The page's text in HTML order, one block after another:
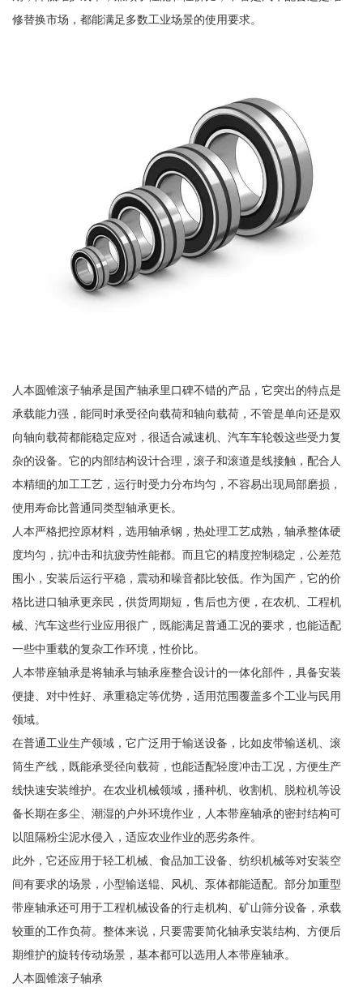
修替换市场，都能满足多数工业场景的使用要求。
人本圆锥滚子轴承是国产轴承里口碑不错的产品，它突出的特点是
承载能力强，能同时承受径向载荷和轴向载荷，不管是单向还是双
向轴向载荷都能稳定应对，很适合减速机、汽车车轮毂这些受力复
杂的设备。它的内部结构设计合理，滚子和滚道是线接触，配合人
本精细的加工工艺，运行时受力分布均匀，不容易出现局部磨损，
使用寿命比普通同类型轴承更长。
人本严格把控原材料，选用轴承钢，热处理工艺成熟，轴承整体硬
度均匀，抗冲击和抗疲劳性能都。而且它的精度控制稳定，公差范
围小，安装后运行平稳，震动和噪音都比较低。作为国产，它的价
格比进口轴承更亲民，供货周期短，售后也方便，在农机、工程机
械、汽车这些行业应用很广，既能满足普通工况的要求，也能适配
一些中重载的复杂工作环境，性价比。
人本带座轴承是将轴承与轴承座整合设计的一体化部件，具备安装
便捷、对中性好、承重稳定等优势，适用范围覆盖多个工业与民用
领域。
在普通工业生产领域，它广泛用于输送设备，比如皮带输送机、滚
筒生产线，既能承受径向载荷，也能适配轻度冲击工况，方便生产
线快速安装维护。在农业机械领域，播种机、收割机、脱粒机等设
备长期在多尘、潮湿的户外环境作业，人本带座轴承的密封结构可
以阻隔粉尘泥水侵入，适应农业作业的恶劣条件。
此外，它还应用于轻工机械、食品加工设备、纺织机械等对安装空
间有要求的场景，小型输送辊、风机、泵体都能适配。部分加重型
带座轴承还可用于工程机械设备的行走机构、矿山筛分设备，承载
较重的工作负荷。整体来说，只要需要简化轴承安装结构、方便后
期维护的旋转传动场景，基本都可以选用人本带座轴承。
人本圆锥滚子轴承